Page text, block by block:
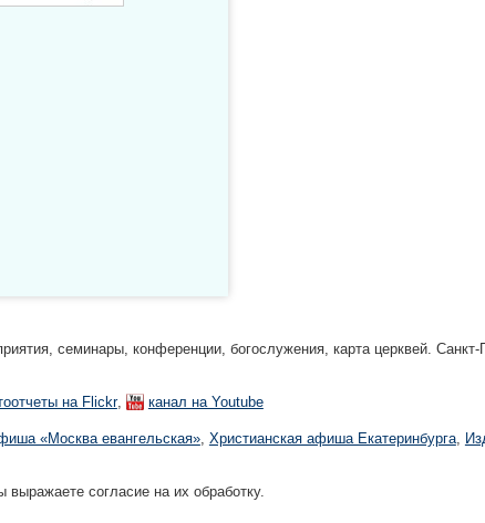
семинары, конференции, богослужения, карта церквей. Санкт-
на Flickr, канал на Youtube
«Москва евангельская», Христианская афиша Екатеринбургa,
согласие на их обработку.